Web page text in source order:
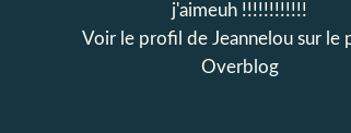
j'aimeuh !!!!!!!!!!!!
Voir le profil de Jeannelou sur le
Overblog